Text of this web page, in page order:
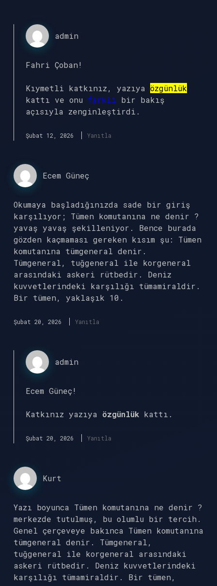
admin
Fahri Çoban!
Kıymetli katkınız, yazıya özgünlük
kattı ve onu farklı bir bakış
açısıyla zenginleştirdi.
Şubat 12, 2026 Yanıtla
Ecem Güneç
Okumaya başladığınızda sade bir giriş
karşılıyor; Tümen komutanına ne denir ?
yavaş yavaş şekilleniyor. Bence burada
gözden kaçmaması gereken kısım şu: Tümen
komutanına tümgeneral denir.
Tümgeneral, tuğgeneral ile korgeneral
arasındaki askeri rütbedir. Deniz
kuvvetlerindeki karşılığı tümamiraldir.
Bir tümen, yaklaşık 10.
Şubat 20, 2026 Yanıtla
admin
Ecem Güneç!
Katkınız yazıya özgünlük kattı.
Şubat 20, 2026 Yanıtla
Kurt
Yazı boyunca Tümen komutanına ne denir ?
merkezde tutulmuş, bu olumlu bir tercih.
Genel çerçeveye bakınca Tümen komutanına
tümgeneral denir. Tümgeneral,
tuğgeneral ile korgeneral arasındaki
askeri rütbedir. Deniz kuvvetlerindeki
karşılığı tümamiraldir. Bir tümen,